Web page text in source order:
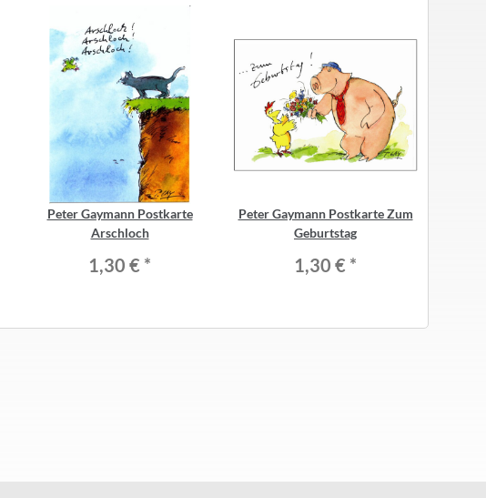
Peter Gaymann Postkarte
Arschloch
1,30 € *
Peter Gaymann Postkarte Zum
Geburtstag
1,30 € *